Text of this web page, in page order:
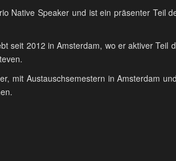
Native Speaker und ist ein präsenter Teil
seit 2012 in Amsterdam, wo er aktiver
mit Austauschsemestern in Amsterdam